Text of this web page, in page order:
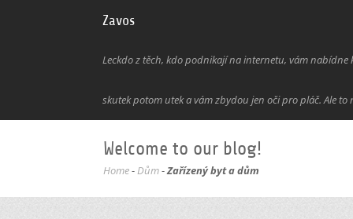
Zavos
Leckdo z těch, kdo podnikají na internetu, vám nabídne
skutek potom utek a vám zbydou jen oči pro pláč. Ale to
Welcome to our blog!
Home-Dům-Zařízený byt a dům